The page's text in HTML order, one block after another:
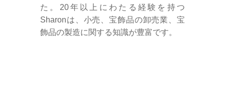
た。20年以上にわたる経験を持つ
Sharonは、小売、宝飾品の卸売業、宝
飾品の製造に関する知識が豊富です。